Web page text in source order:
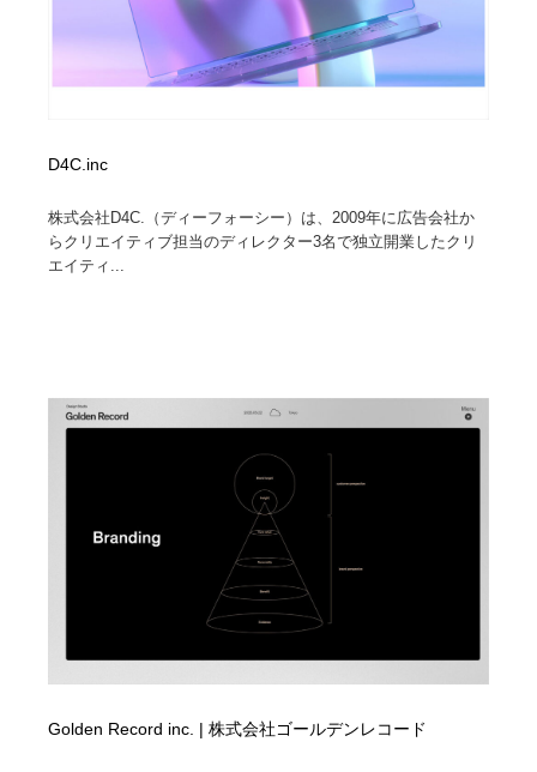
D4C.inc
株式会社D4C.（ディーフォーシー）は、2009年に広告会社か
らクリエイティブ担当のディレクター3名で独立開業したクリ
エイティ...
Golden Record inc. | 株式会社ゴールデンレコード